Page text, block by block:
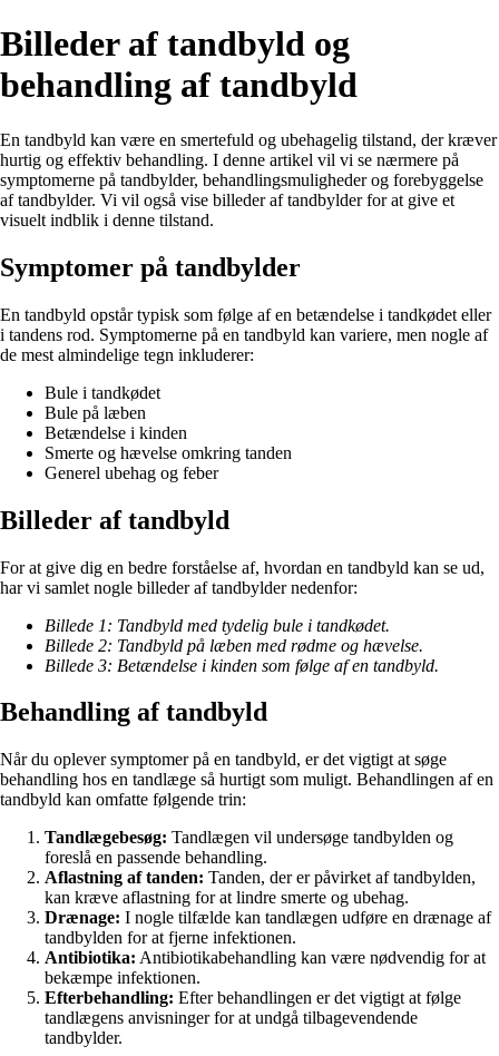
Billeder af tandbyld og
behandling af tandbyld
En tandbyld kan være en smertefuld og ubehagelig tilstand, der kræver
hurtig og effektiv behandling. I denne artikel vil vi se nærmere på
symptomerne på tandbylder, behandlingsmuligheder og forebyggelse
af tandbylder. Vi vil også vise billeder af tandbylder for at give et
visuelt indblik i denne tilstand.
Symptomer på tandbylder
En tandbyld opstår typisk som følge af en betændelse i tandkødet eller
i tandens rod. Symptomerne på en tandbyld kan variere, men nogle af
de mest almindelige tegn inkluderer:
Bule i tandkødet
Bule på læben
Betændelse i kinden
Smerte og hævelse omkring tanden
Generel ubehag og feber
Billeder af tandbyld
For at give dig en bedre forståelse af, hvordan en tandbyld kan se ud,
har vi samlet nogle billeder af tandbylder nedenfor:
Billede 1: Tandbyld med tydelig bule i tandkødet.
Billede 2: Tandbyld på læben med rødme og hævelse.
Billede 3: Betændelse i kinden som følge af en tandbyld.
Behandling af tandbyld
Når du oplever symptomer på en tandbyld, er det vigtigt at søge
behandling hos en tandlæge så hurtigt som muligt. Behandlingen af en
tandbyld kan omfatte følgende trin:
Tandlægebesøg: Tandlægen vil undersøge tandbylden og
foreslå en passende behandling.
Aflastning af tanden: Tanden, der er påvirket af tandbylden,
kan kræve aflastning for at lindre smerte og ubehag.
Drænage: I nogle tilfælde kan tandlægen udføre en drænage af
tandbylden for at fjerne infektionen.
Antibiotika: Antibiotikabehandling kan være nødvendig for at
bekæmpe infektionen.
Efterbehandling: Efter behandlingen er det vigtigt at følge
tandlægens anvisninger for at undgå tilbagevendende
tandbylder.